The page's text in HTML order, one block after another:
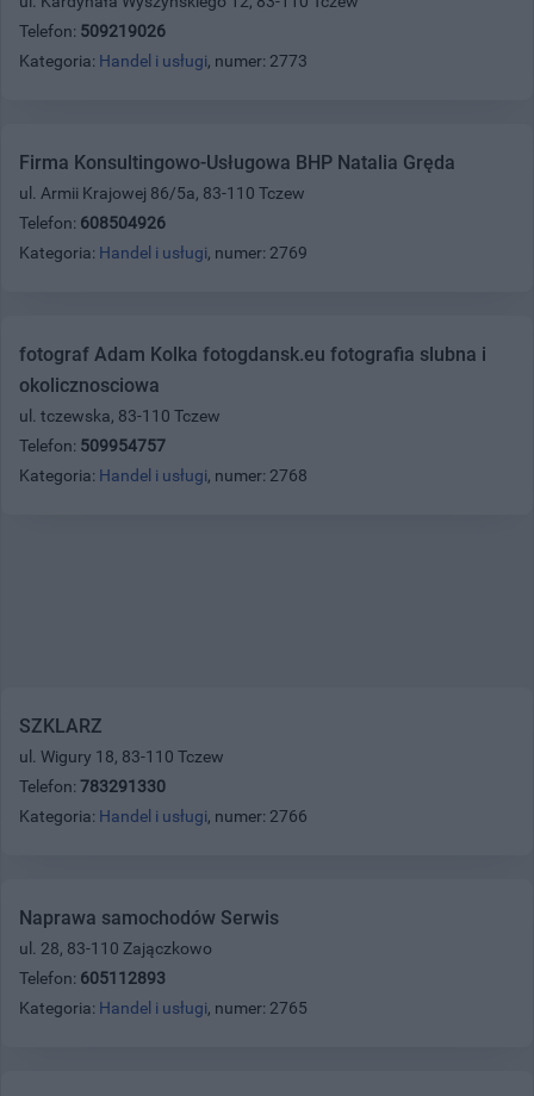
Telefon: 509219026
Kategoria: Handel i usługi, numer: 2773
Firma Konsultingowo-Usługowa BHP Natalia Gręda
ul. Armii Krajowej 86/5a, 83-110 Tczew
Telefon: 608504926
Kategoria: Handel i usługi, numer: 2769
fotograf Adam Kolka fotogdansk.eu fotografia slubna i
okolicznosciowa
ul. tczewska, 83-110 Tczew
Telefon: 509954757
Kategoria: Handel i usługi, numer: 2768
SZKLARZ
ul. Wigury 18, 83-110 Tczew
Telefon: 783291330
Kategoria: Handel i usługi, numer: 2766
Naprawa samochodów Serwis
ul. 28, 83-110 Zajączkowo
Telefon: 605112893
Kategoria: Handel i usługi, numer: 2765